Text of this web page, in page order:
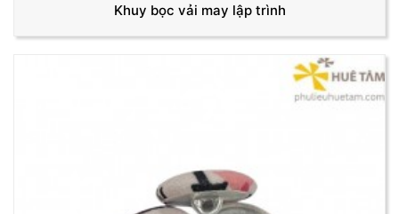
Khuy bọc vải may lập trình